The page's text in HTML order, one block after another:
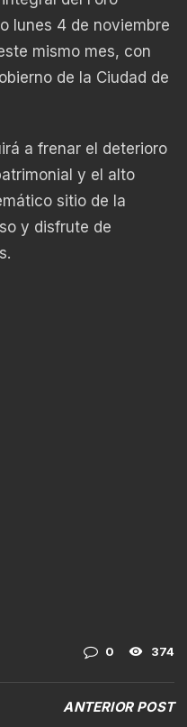
lunes 4 de noviembre
mismo mes, con
de la Ciudad de
a frenar el deterioro
y el alto
sitio de la
y disfrute de
0 374
ANTERIOR POST